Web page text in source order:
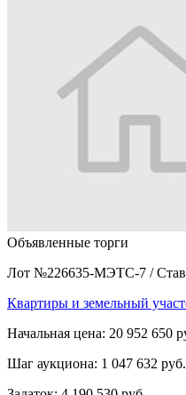
Объявленные торги
Лот №226635-МЭТС-7 /
Квартиры и земельный
Начальная цена: 20 952 650
Шаг аукциона: 1 047 632 руб.